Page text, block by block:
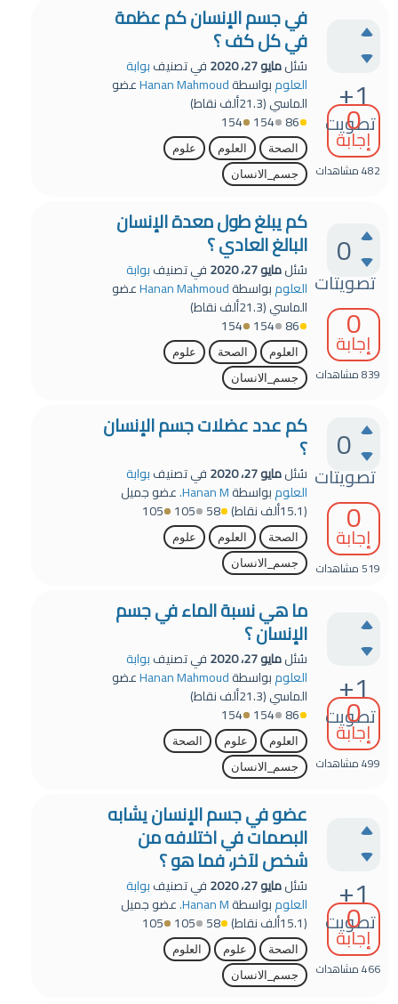
+1
تصويت
0
إجابة
482مشاهدات
في جسم الإنسان كم عظمة
في كل كف ؟
سُئلمايو 27، 2020 في تصنيفبوابة
العلومبواسطةHanan Mahmoudعضو
الماسي(21.3ألف
نقاط)
86
154
154
الصحة العلوم
علوم
جسم_الانسان
0
تصويتات
0
إجابة
839مشاهدات
كم يبلغ طول معدة الإنسان
البالغ العادي ؟
سُئلمايو 27، 2020 في تصنيفبوابة
العلومبواسطةHanan Mahmoudعضو
الماسي(21.3ألف
نقاط)
86
154
154
العلوم الصحة
علوم
جسم_الانسان
0
تصويتات
0
إجابة
519مشاهدات
كم عدد عضلات جسم الإنسان
؟
سُئلمايو 27، 2020 في تصنيفبوابة
العلومبواسطةHanan M. عضو جميل
(15.1ألف نقاط) 58
105
105
الصحة العلوم
علوم
جسم_الانسان
+1
تصويت
0
إجابة
499مشاهدات
ما هي نسبة الماء في جسم
الإنسان ؟
سُئلمايو 27، 2020 في تصنيفبوابة
العلومبواسطةHanan Mahmoudعضو
الماسي(21.3ألف
نقاط)
86
154
154
العلوم علوم
الصحة
جسم_الانسان
+1
تصويت
0
إجابة
466مشاهدات
عضو في جسم الإنسان يشابه
البصمات في اختلافه من
شخص لآخر، فما هو ؟
سُئلمايو 27، 2020 في تصنيفبوابة
العلومبواسطةHanan M. عضو جميل
(15.1ألف نقاط) 58
105
105
الصحة علوم
العلوم
جسم_الانسان